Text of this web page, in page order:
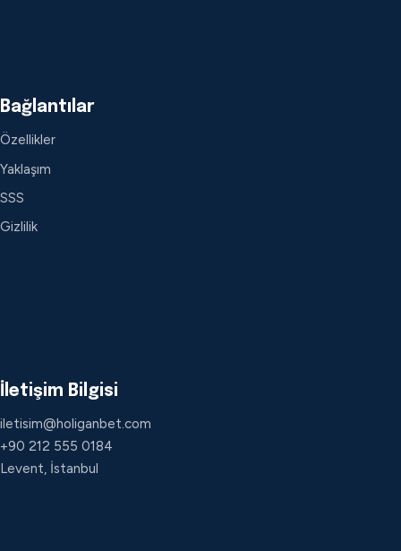
Bağlantılar
Özellikler
Yaklaşım
SSS
Gizlilik
İletişim Bilgisi
iletisim@holiganbet.com
+90 212 555 0184
Levent, İstanbul